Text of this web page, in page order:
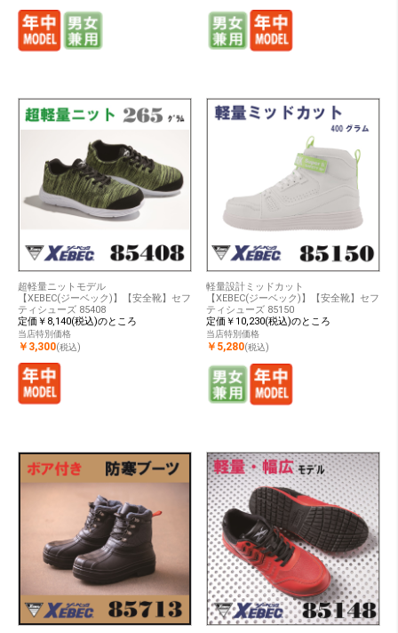
超軽量ニットモデル
【XEBEC(ジーベック)】【安全靴】セフ
ティシューズ 85408
定価￥8,140(税込)のところ
当店特別価格
￥3,300(税込)
軽量設計ミッドカット
【XEBEC(ジーベック)】【安全靴】セフ
ティシューズ 85150
定価￥10,230(税込)のところ
当店特別価格
￥5,280(税込)